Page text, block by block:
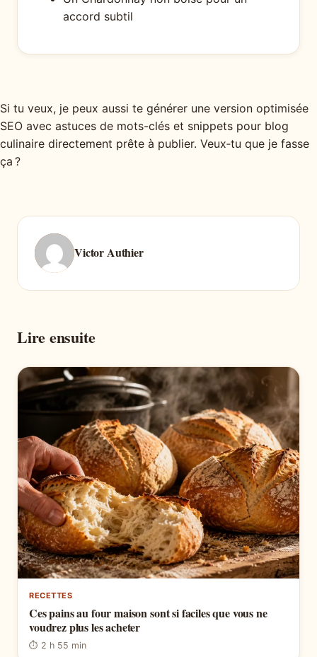
accord subtil
Si tu veux, je peux aussi te générer une version optimisée
SEO avec astuces de mots-clés et snippets pour blog
culinaire directement prête à publier. Veux‑tu que je fasse
ça ?
Victor Authier
Lire ensuite
RECETTES
Ces pains au four maison sont si faciles que vous ne
voudrez plus les acheter
⏱ 2 h 55 min